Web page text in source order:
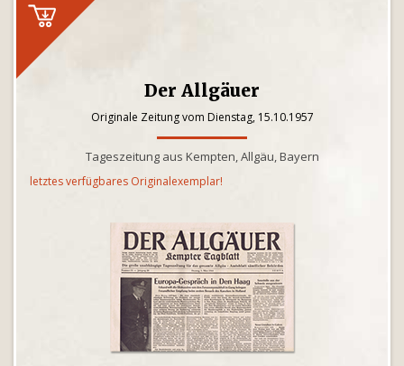
Der Allgäuer
Originale Zeitung vom Dienstag, 15.10.1957
Tageszeitung aus Kempten, Allgäu, Bayern
letztes verfügbares Originalexemplar!